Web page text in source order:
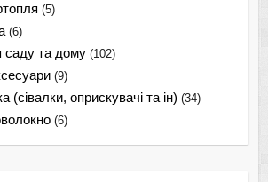
(5)
(6)
саду та дому (102)
(9)
(сівалки, оприскувачі та ін) (34)
(6)